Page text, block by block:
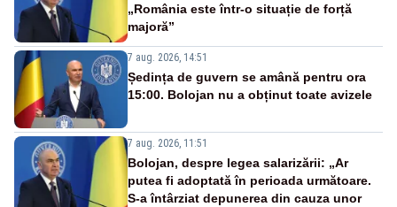
„România este într-o situație de forță
majoră”
7 aug. 2026, 14:51
Ședința de guvern se amână pentru ora
15:00. Bolojan nu a obținut toate avizele
7 aug. 2026, 11:51
Bolojan, despre legea salarizării: „Ar
putea fi adoptată în perioada următoare.
S-a întârziat depunerea din cauza unor